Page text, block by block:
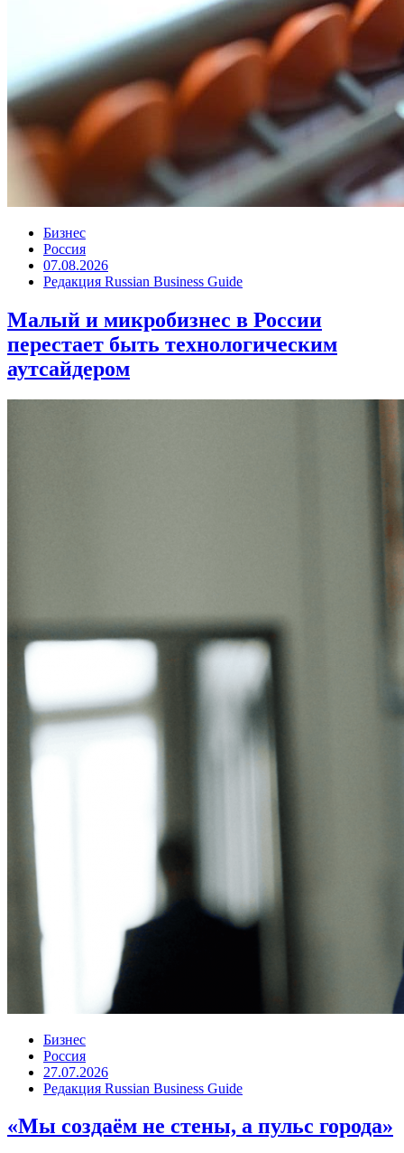
Бизнес
Россия
07.08.2026
Редакция Russian Business Guide
Малый и микробизнес в России
перестает быть технологическим
аутсайдером
Бизнес
Россия
27.07.2026
Редакция Russian Business Guide
«Мы создаём не стены, а пульс города»